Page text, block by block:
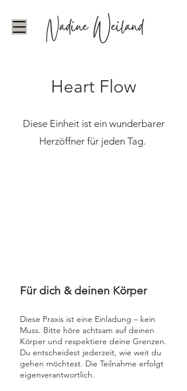
Heart Flow
Diese Einheit ist ein wunderbarer
Herzöffner für jeden Tag.
Für dich & deinen Körper
Diese Praxis ist eine Einladung – kein
Muss. Bitte höre achtsam auf deinen
Körper und respektiere deine Grenzen.
Du entscheidest jederzeit, wie weit du
gehen möchtest. Die Teilnahme erfolgt
eigenverantwortlich.